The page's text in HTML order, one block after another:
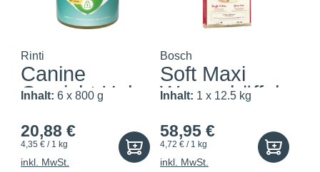
Rinti
Canine
Gewicht Huhn
Inhalt: 6 x 800 g
20,88 €
4,35 € / 1 kg
inkl. MwSt.
Bosch
Soft Maxi
Wasserbüffel
Inhalt: 1 x 12.5 kg
58,95 €
4,72 € / 1 kg
inkl. MwSt.